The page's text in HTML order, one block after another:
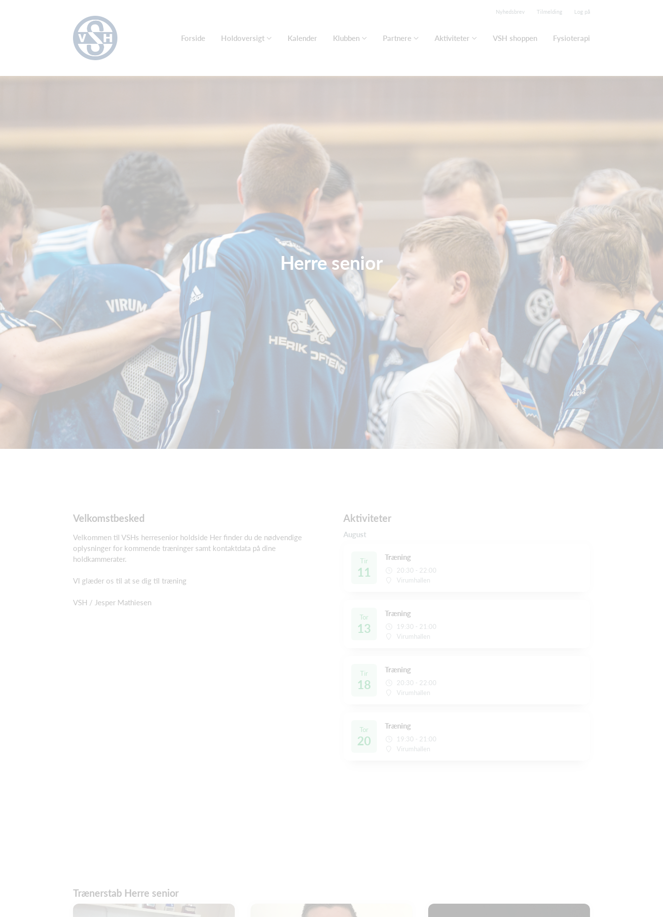
Nyhedsbrev Tilmelding Log på
Forside Holdoversigt Kalender Klubben Partnere Aktiviteter VSH shoppen Fysioterapi
Herre senior
Velkomstbesked
Velkommen til VSHs herresenior holdside Her finder du de nødvendige
oplysninger for kommende træninger samt kontaktdata på dine
holdkammerater.
VI glæder os til at se dig til træning
VSH / Jesper Mathiesen
Aktiviteter
August
Tir
11
Træning
20:30 - 22:00
Virumhallen
Tor
13
Træning
19:30 - 21:00
Virumhallen
Tir
18
Træning
20:30 - 22:00
Virumhallen
Tor
20
Træning
19:30 - 21:00
Virumhallen
Trænerstab Herre senior